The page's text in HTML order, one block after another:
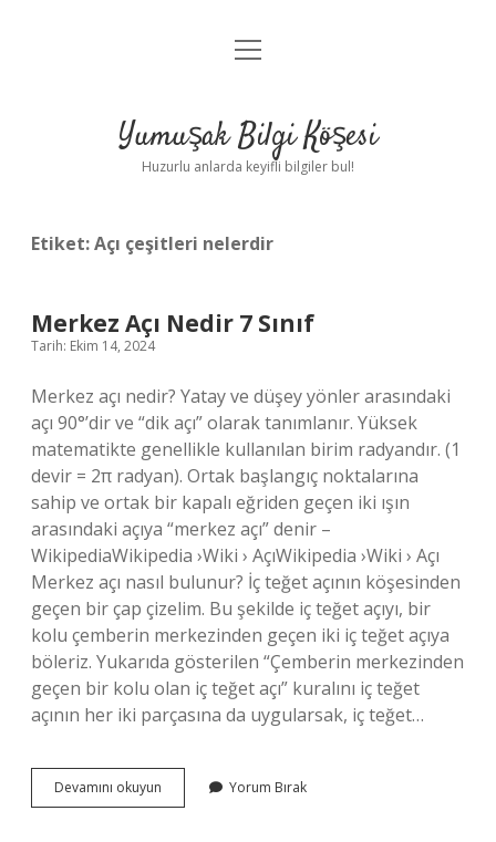
Anasayfa
Yasal Uyarı
menüyü
Yumuşak Bilgi Köşesi
Huzurlu anlarda keyifli bilgiler bul!
Etiket:Açı çeşitleri nelerdir
Merkez Açı Nedir 7 Sınıf
Tarih: Ekim 14, 2024
Merkez açı nedir? Yatay ve düşey yönler arasındaki
açı 90°’dir ve “dik açı” olarak tanımlanır. Yüksek
matematikte genellikle kullanılan birim radyandır. (1
devir = 2π radyan). Ortak başlangıç ​​noktalarına
sahip ve ortak bir kapalı eğriden geçen iki ışın
arasındaki açıya “merkez açı” denir –
WikipediaWikipedia ›Wiki › AçıWikipedia ›Wiki › Açı
Merkez açı nasıl bulunur? İç teğet açının köşesinden
geçen bir çap çizelim. Bu şekilde iç teğet açıyı, bir
kolu çemberin merkezinden geçen iki iç teğet açıya
böleriz. Yukarıda gösterilen “Çemberin merkezinden
geçen bir kolu olan iç teğet açı” kuralını iç teğet
açının her iki parçasına da uygularsak, iç teğet…
Devamını okuyun
Açı
Yorum Bırak